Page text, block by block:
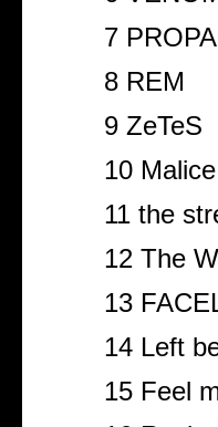
7
8 REM
9 ZeTeS
10
11 the
12 The
13
14 Left
15 Feel